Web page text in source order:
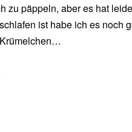
zu päppeln, aber es hat
ist habe ich es noch